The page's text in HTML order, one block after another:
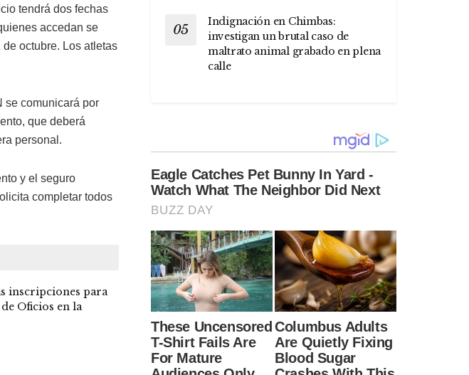
tendrá dos fechas
accedan se
octubre. Los atletas
se comunicará por
que deberá
personal.
y el seguro
completar todos
inscripciones para
de Oficios en la
Indignación en Chimbas:
investigan un brutal caso de
maltrato animal grabado en plena
calle